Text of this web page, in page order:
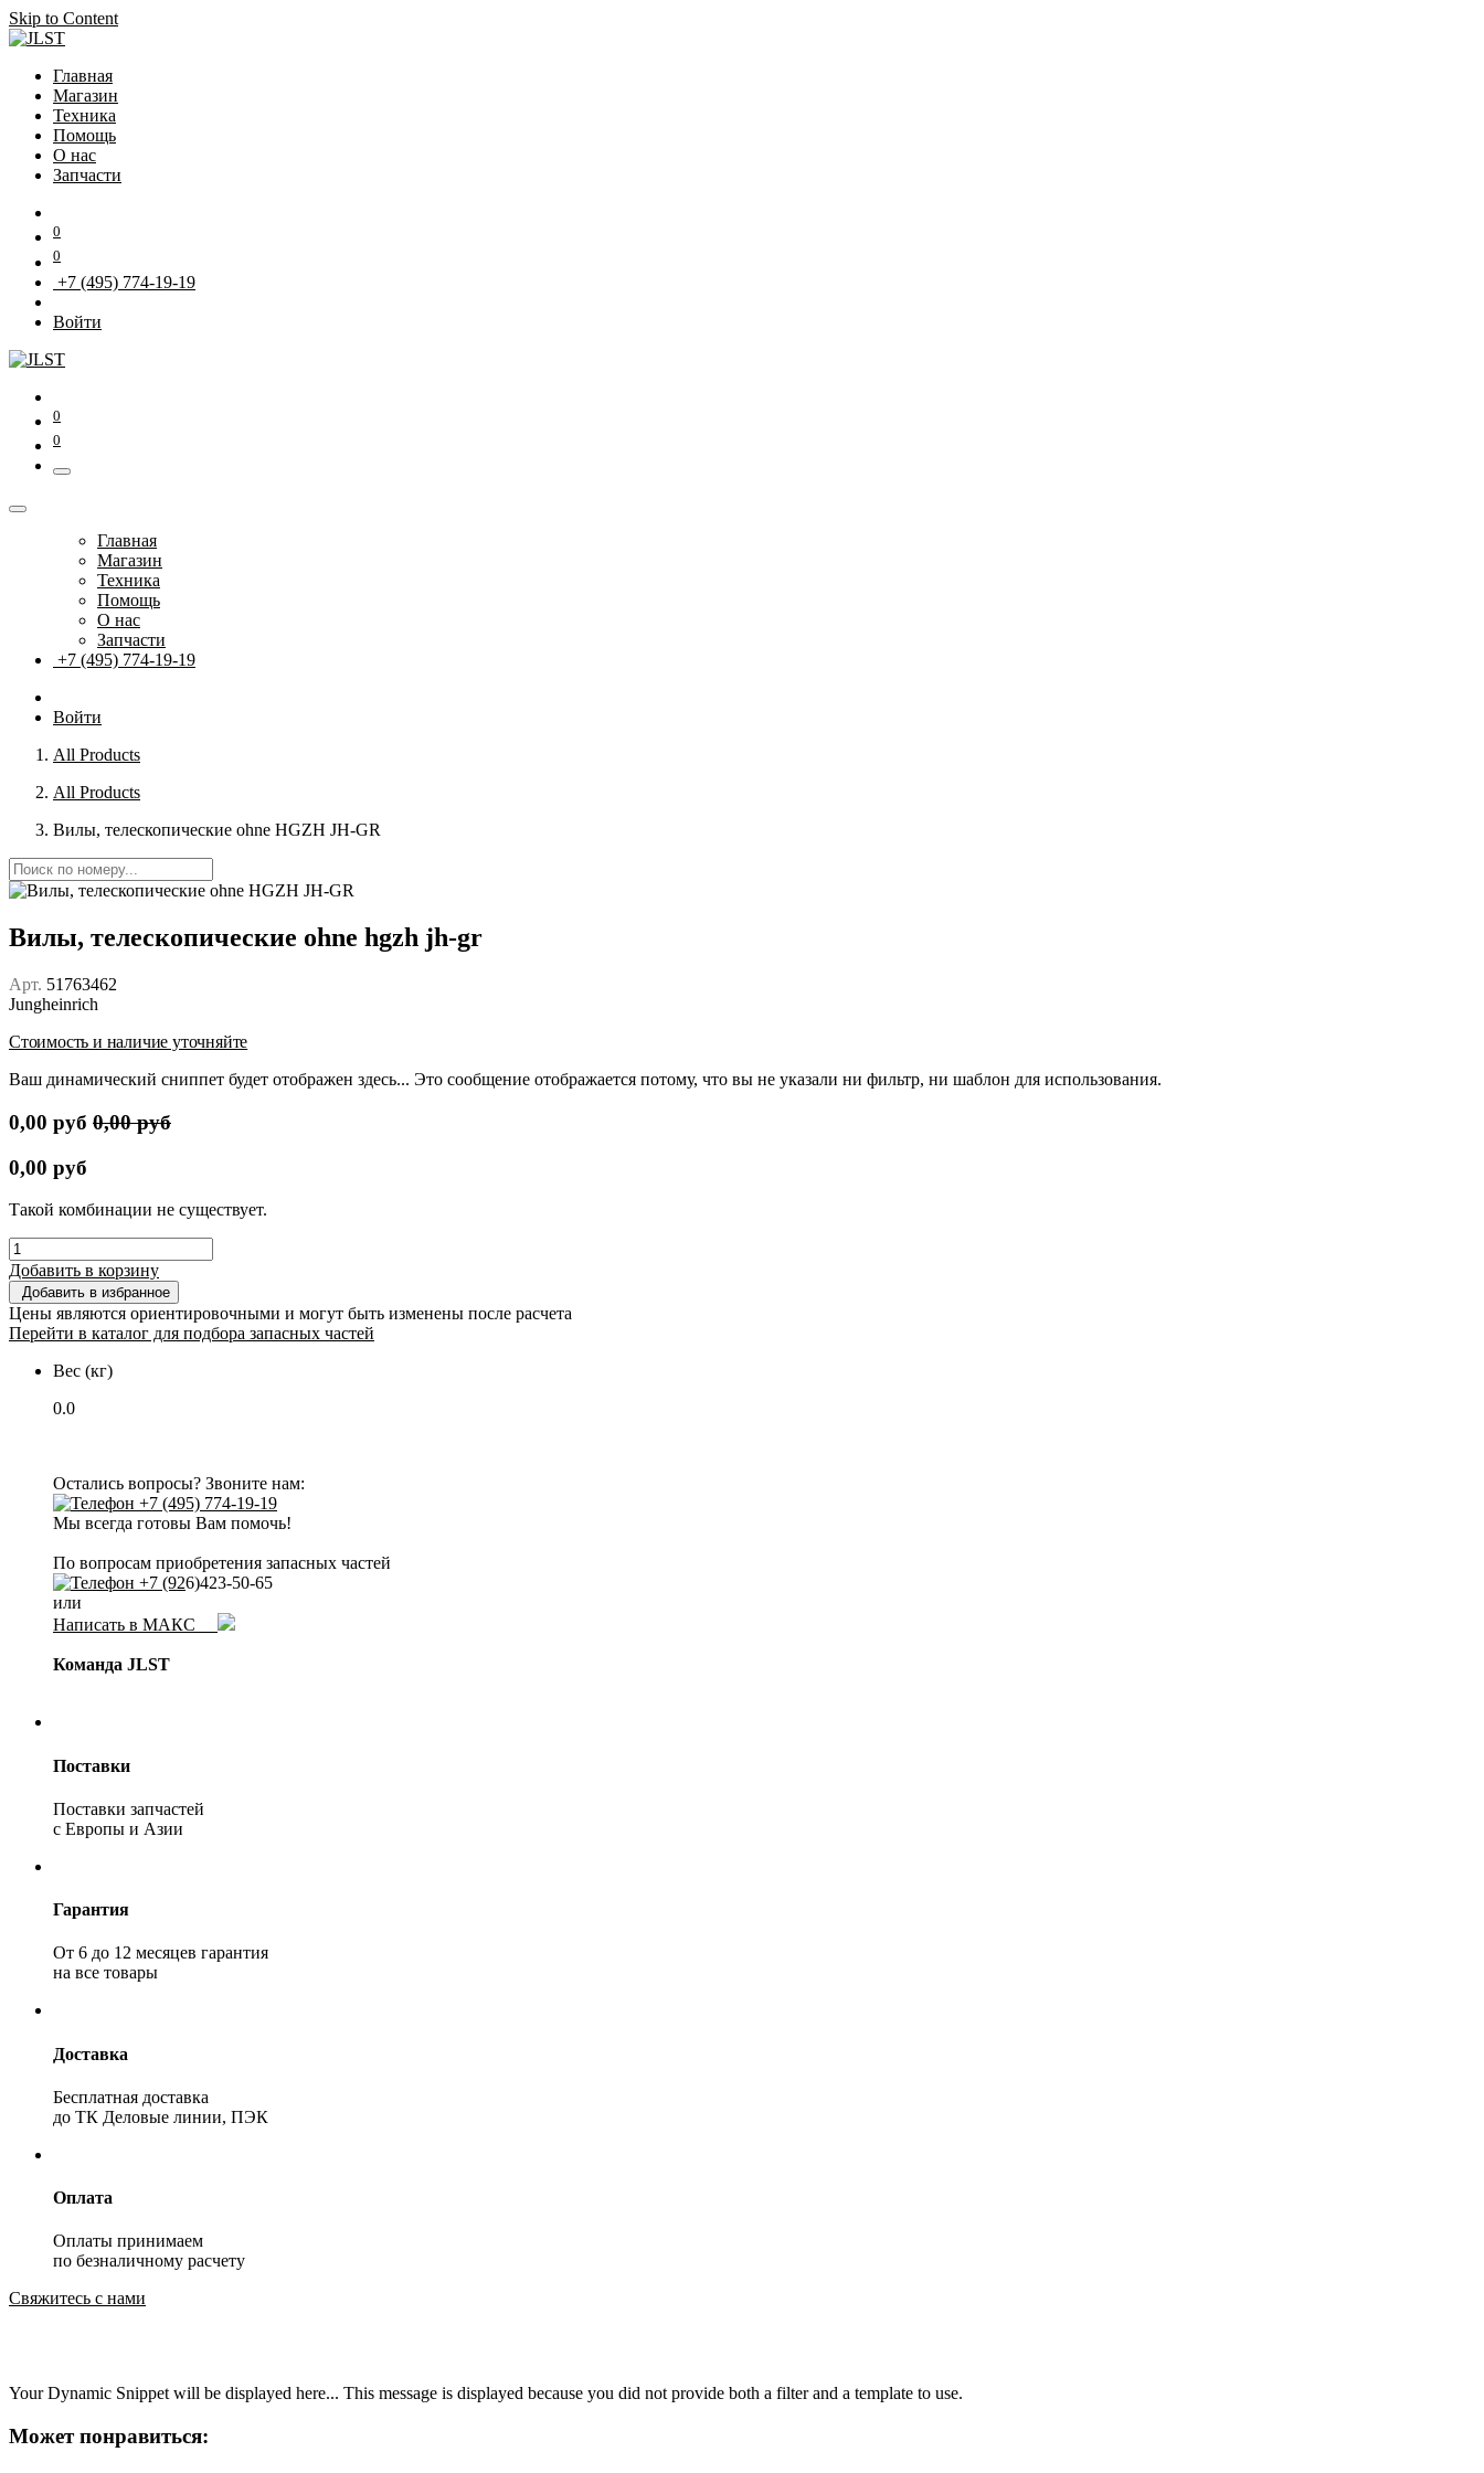
Skip to Content
Главная
Магазин
Техника
Помощь
О нас
Запчасти
0
0
+7 (495) 774-19-19
Войти
0
0
Главная
Магазин
Техника
Помощь
О нас
Запчасти
+7 (495) 774-19-19
Войти
All Products
All Products
Вилы, телескопические ohne HGZH JH-GR
Вилы, телескопические ohne hgzh jh-gr
Арт. 51763462
Jungheinrich
Стоимость и наличие уточняйте
Ваш динамический сниппет будет отображен здесь... Это сообщение отображается потому, что вы не указали ни фильтр, ни шаблон для использования.
0,00 руб 0,00руб
0,00 руб
Такой комбинации не существует.
Добавить в корзину
Добавить в избранное
Цены являются ориентировочными и могут быть изменены после расчета
Перейти в каталог для подбора запасных частей
Вес (кг)
0.0
Остались вопросы? Звоните нам:
+7 (495) 774-19-19
Мы всегда готовы Вам помочь!
По вопросам приобретения запасных частей
+7 (926)423-50-65
или
Написать в МАКС
Команда JLST
Поставки
Поставки запчастей
с Европы и Азии
Гарантия
От 6 до 12 месяцев гарантия
на все товары
Доставка
Бесплатная доставка
до ТК Деловые линии, ПЭК
Оплата
Оплаты принимаем
по безналичному расчету
Свяжитесь с нами
Your Dynamic Snippet will be displayed here... This message is displayed because you did not provide both a filter and a template to use.
Может понравиться: